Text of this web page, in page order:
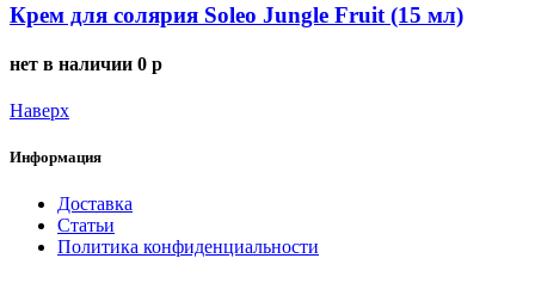
Крем для солярия Soleo Jungle Fruit (15 мл)
нет в наличии 0 p
Наверх
Информация
Доставка
Статьи
Политика конфиденциальности